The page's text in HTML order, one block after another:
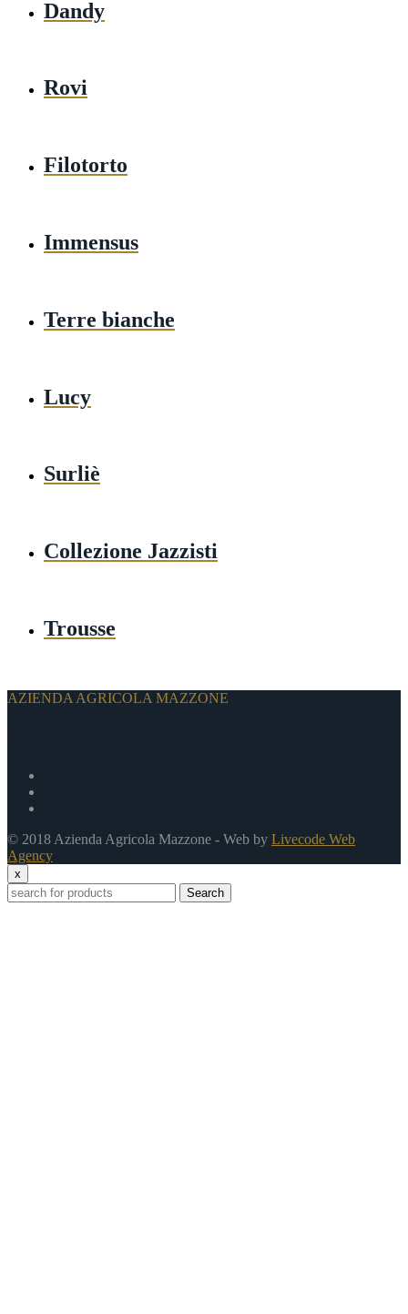
Dandy
Rovi
Filotorto
Immensus
Terre bianche
Lucy
Surliè
Collezione Jazzisti
Trousse
AZIENDA AGRICOLA MAZZONE
© 2018 Azienda Agricola Mazzone - Web by Livecode Web
Agency
x
Search